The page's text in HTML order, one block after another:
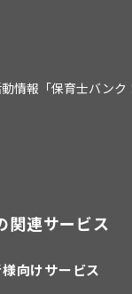
情報「保育士バンク
関連サービス
向けサービス